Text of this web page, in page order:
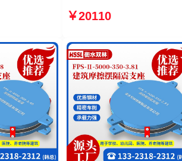
300-3.48
摆隔震支座(FPS)生产厂家
￥20110